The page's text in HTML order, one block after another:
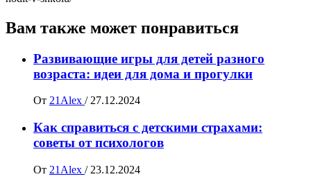
Вам также может понравиться
Развивающие игры для детей разного
возраста: идеи для дома и прогулки
От 21Alex / 27.12.2024
Как справиться с детскими страхами:
советы от психологов
От 21Alex / 23.12.2024